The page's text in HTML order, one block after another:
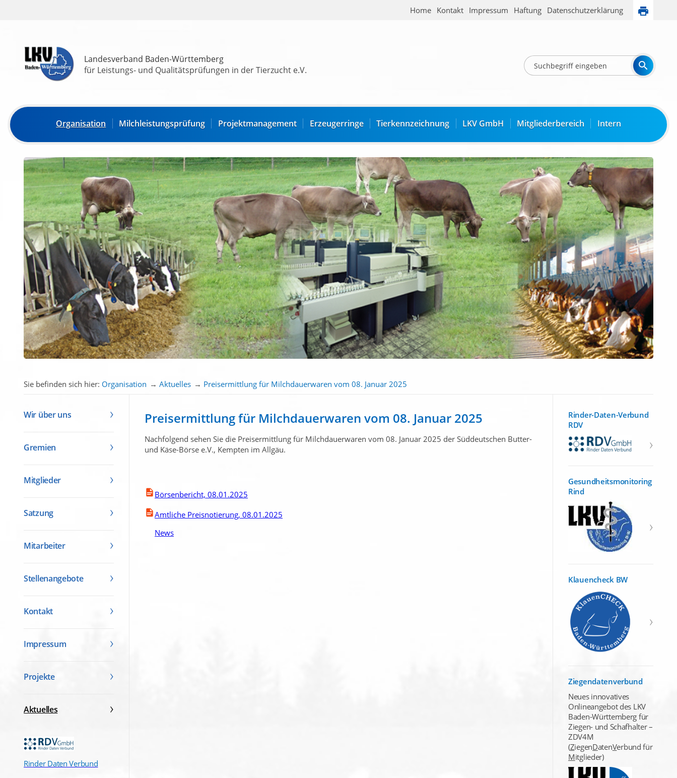
Home Kontakt Impressum Haftung Datenschutzerklärung
Landesverband Baden-Württemberg
für Leistungs- und Qualitätsprüfungen in der Tierzucht e.V.
Organisation Milchleistungsprüfung Projektmanagement Erzeugerringe Tierkennzeichnung LKV GmbH Mitgliederbereich Intern
Sie befinden sich hier: Organisation →Aktuelles → Preisermittlung für Milchdauerwaren vom 08. Januar 2025
Wir über uns
Gremien
Mitglieder
Satzung
Mitarbeiter
Stellenangebote
Kontakt
Impressum
Projekte
Aktuelles
Rinder Daten Verbund
Preisermittlung für Milchdauerwaren vom 08. Januar 2025
Nachfolgend sehen Sie die Preisermittlung für Milchdauerwaren vom 08. Januar 2025 der Süddeutschen Butter-
und Käse-Börse e.V., Kempten im Allgäu.
Börsenbericht, 08.01.2025
Amtliche Preisnotierung, 08.01.2025
News
Rinder-Daten-Verbund
RDV
Gesundheitsmonitoring
Rind
Klauencheck BW
Ziegendatenverbund
Neues innovatives
Onlineangebot des LKV
Baden-Württemberg für
Ziegen- und Schafhalter –
ZDV4M
(ZiegenDatenVerbund für
Mitglieder)